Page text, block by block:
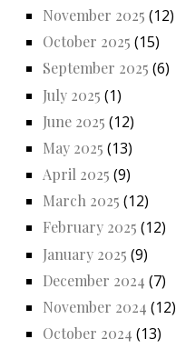
November 2025 (12)
October 2025 (15)
September 2025 (6)
July 2025 (1)
June 2025 (12)
May 2025 (13)
April 2025 (9)
March 2025 (12)
February 2025 (12)
January 2025 (9)
December 2024 (7)
November 2024 (12)
October 2024 (13)